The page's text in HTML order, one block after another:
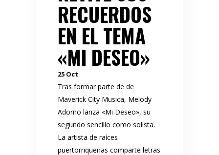
RECUERDOS
EN EL TEMA
«MI DESEO»
25 Oct
Tras formar parte de de
Maverick City Musica, Melody
Adorno lanza «Mi Deseo», su
segundo sencillo como solista.
La artista de raíces
puertorriqueñas comparte letras